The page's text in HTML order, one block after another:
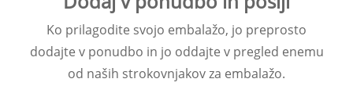
Ko prilagodite svojo embalažo, jo preprosto
dodajte v ponudbo in jo oddajte v pregled enemu
od naših strokovnjakov za embalažo.